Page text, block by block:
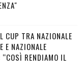
CUP TRA NAZIONALE
E NAZIONALE
RENDIAMO IL